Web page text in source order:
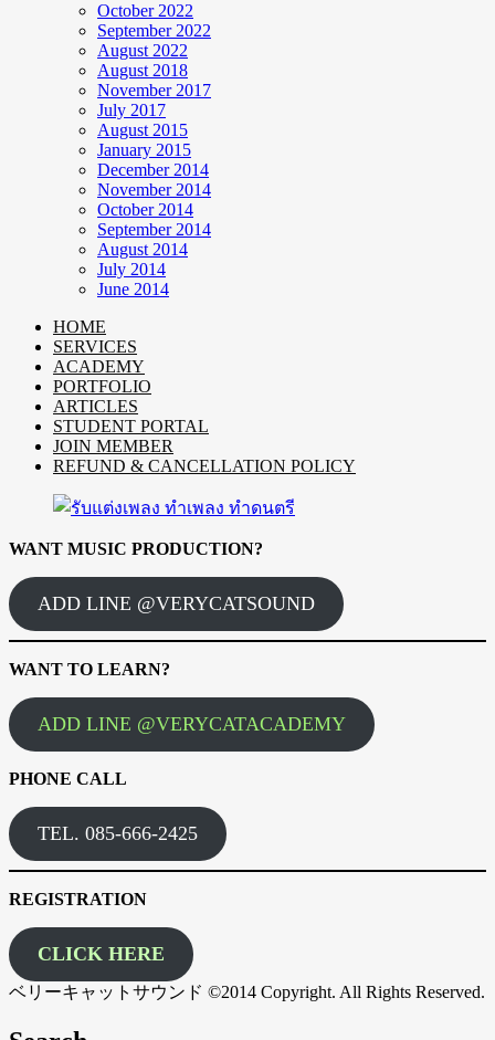
October 2022
September 2022
August 2022
August 2018
November 2017
July 2017
August 2015
January 2015
December 2014
November 2014
October 2014
September 2014
August 2014
July 2014
June 2014
HOME
SERVICES
ACADEMY
PORTFOLIO
ARTICLES
STUDENT PORTAL
JOIN MEMBER
REFUND & CANCELLATION POLICY
WANT MUSIC PRODUCTION?
ADD LINE @VERYCATSOUND
WANT TO LEARN?
ADD LINE @VERYCATACADEMY
PHONE CALL
TEL. 085-666-2425
REGISTRATION
CLICK HERE
ベリーキャットサウンド ©2014 Copyright. All Rights Reserved.